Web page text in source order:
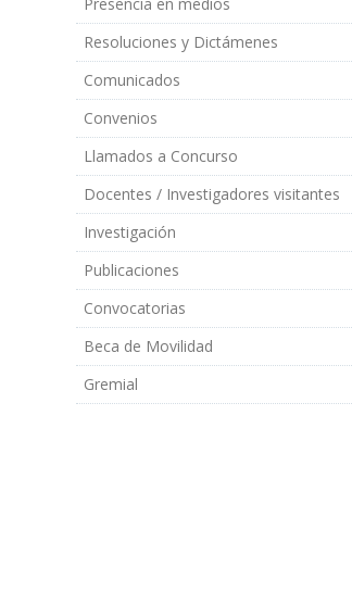
Resoluciones y Dictámenes
Comunicados
Convenios
Llamados a Concurso
Docentes / Investigadores visitantes
Investigación
Publicaciones
Convocatorias
Beca de Movilidad
Gremial